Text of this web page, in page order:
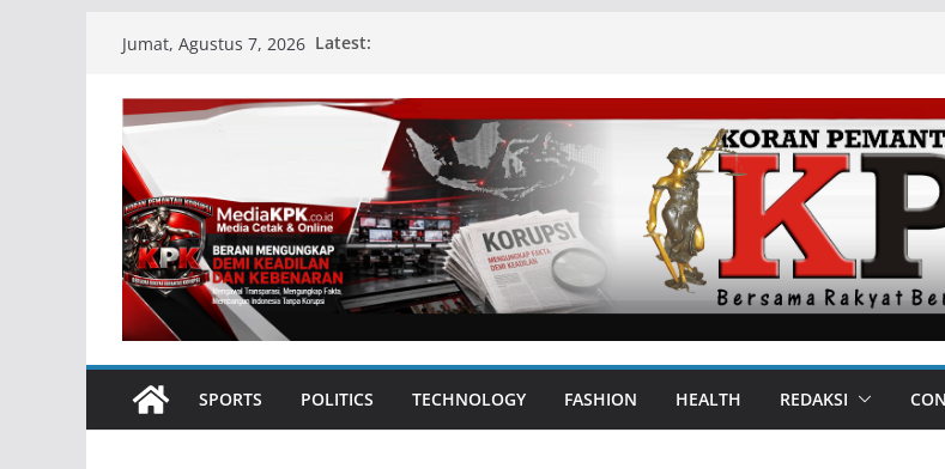
content
Jumat, Agustus 7, 2026 Latest:
SPORTS POLITICS TECHNOLOGY FASHION HEALTH REDAKSI